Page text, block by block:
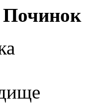
Починок